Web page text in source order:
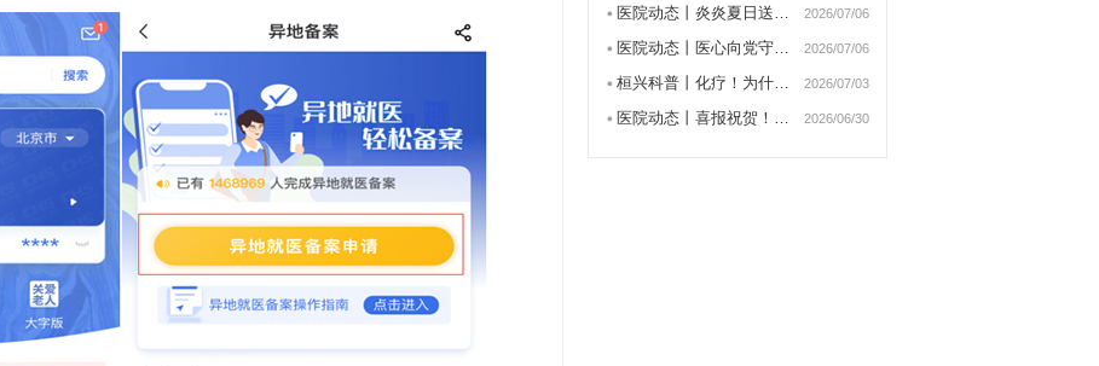
2026/07/06
医院动态丨炎炎夏日送清凉…
2026/07/06
医院动态丨医心向党守初心…
2026/07/03
桓兴科普丨化疗！为什么要…
2026/06/30
医院动态丨喜报祝贺！张景…